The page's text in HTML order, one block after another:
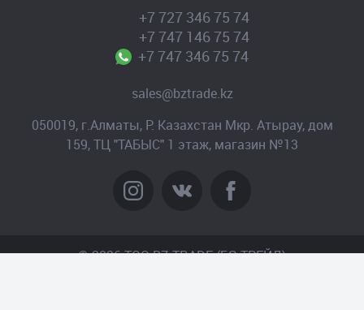
+7 727 346 75 74
+7 747 146 75 74
+7 747 346 75 74
sales@bztrade.kz
050019, г.Алматы, Р. Казахстан Мкр. Атырау, дом
159, ТЦ "ТАБЫС" 1 этаж, магазин №13
© 2026 TOO BZ-TRADE (БЗ-ТРЕЙД)